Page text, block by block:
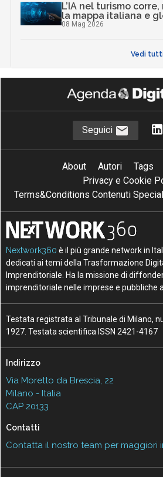
L’IA nel turismo
la mappa italiana e
08 Mag 2026
Vedi
Seguici
About Autori Tags
Privacy e Cookie
Terms&Conditions Contenuti
Nextwork360 è il più grande network in
dedicati ai temi della Trasformazione
Imprenditoriale. Ha la missione di
imprenditoriale nelle imprese e pubbliche
Testata registrata al Tribunale di Milano,
1927. Testata scientifica ISSN 2421-4167
Indirizzo
Via Moretto da Brescia, 22
Milano - Italia
CAP 20133
Contatti
Contatta il nostro team per maggiori